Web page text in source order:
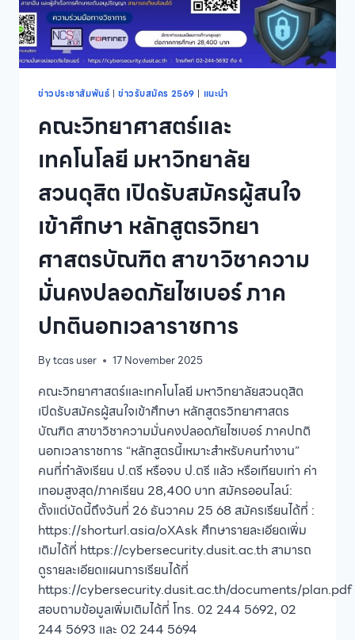
ดุษฎี
บัณฑิต
สาขา
วิชา
ผู้นำ
ศึกษา
ปี
ศึกษา
2568
ข่าวประชาสัมพันธ์ | ข่าวรับสมัคร 2569 | แนะนำ
คณะวิทยาศาสตร์และ
เทคโนโลยี มหาวิทยาลัย
สวนดุสิต เปิดรับสมัครผู้สนใจ
เข้าศึกษา หลักสูตรวิทยา
ศาสตรบัณฑิต สาขาวิชาความ
มั่นคงปลอดภัยไซเบอร์ ภาค
ปกตินอกเวลาราชการ
Bytcas user 17 November 2025
คณะวิทยาศาสตร์และเทคโนโลยี มหาวิทยาลัยสวนดุสิต
เปิดรับสมัครผู้สนใจเข้าศึกษา หลักสูตรวิทยาศาสตร
บัณฑิต สาขาวิชาความมั่นคงปลอดภัยไซเบอร์ ภาคปกติ
นอกเวลาราชการ “หลักสูตรนี้เหมาะสำหรับคนทำงาน”
คนที่กำลังเรียน ป.ตรี หรือจบ ป.ตรี แล้ว หรือเทียบเท่า ค่า
เทอมสูงสุด/ภาคเรียน 28,400 บาท สมัครออนไลน์:
ตั้งแต่บัดนี้ถึงวันที่ 26 ธันวาคม 25 68 สมัครเรียนได้ที่ :
https://shorturl.asia/oXAsk ศึกษารายละเอียดเพิ่ม
เติมได้ที่ https://cybersecurity.dusit.ac.th สามารถ
ดูรายละเอียดแผนการเรียนได้ที่
https://cybersecurity.dusit.ac.th/documents/plan.pdf
สอบถามข้อมูลเพิ่มเติมได้ที่ โทร. 02 244 5692, 02
244 5693 และ 02 244 5694